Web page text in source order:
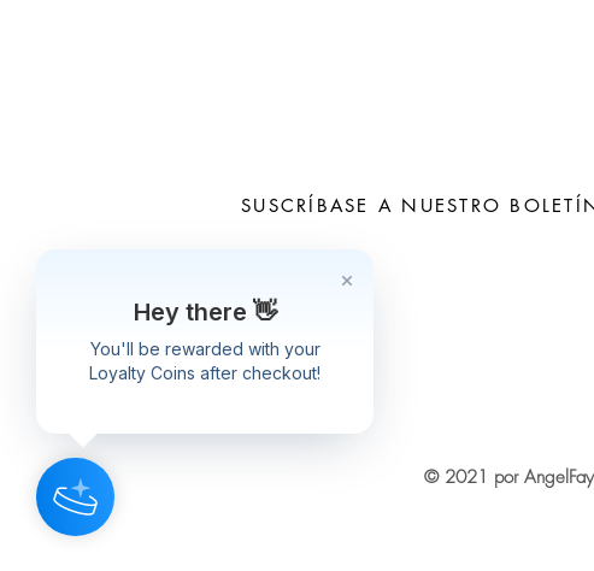
SUSCRÍBASE A NUESTRO
© 2021 por
Hey there 👋
You'll be rewarded with your
Loyalty Coins after checkout!